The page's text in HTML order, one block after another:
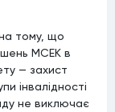
тому, що
МСЕК в
— захист
інвалідності
не виключає